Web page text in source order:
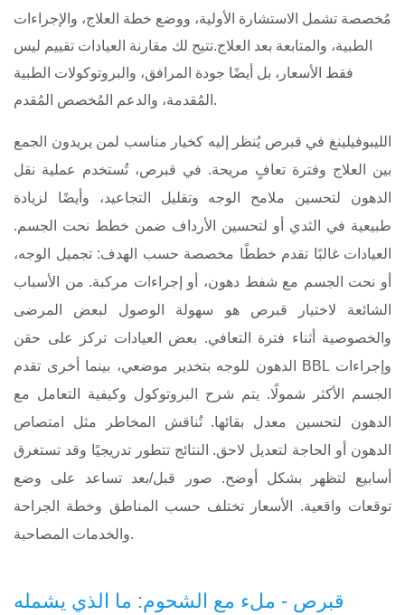
مُخصصة تشمل الاستشارة الأولية، ووضع خطة العلاج، والإجراءات
الطبية، والمتابعة بعد العلاج.تتيح لك مقارنة العيادات تقييم ليس
فقط الأسعار، بل أيضًا جودة المرافق، والبروتوكولات الطبية
المُقدمة، والدعم المُخصص المُقدم.
الليبوفيلينغ في قبرص يُنظر إليه كخيار مناسب لمن يريدون الجمع
بين العلاج وفترة تعافٍ مريحة. في قبرص، تُستخدم عملية نقل
الدهون لتحسين ملامح الوجه وتقليل التجاعيد، وأيضًا لزيادة
طبيعية في الثدي أو لتحسين الأرداف ضمن خطط نحت الجسم.
العيادات غالبًا تقدم خططًا مخصصة حسب الهدف: تجميل الوجه،
أو نحت الجسم مع شفط دهون، أو إجراءات مركبة. من الأسباب
الشائعة لاختيار قبرص هو سهولة الوصول لبعض المرضى
والخصوصية أثناء فترة التعافي. بعض العيادات تركز على حقن
الدهون للوجه بتخدير موضعي، بينما أخرى تقدم BBL وإجراءات
الجسم الأكثر شمولًا. يتم شرح البروتوكول وكيفية التعامل مع
الدهون لتحسين معدل بقائها. تُناقش المخاطر مثل امتصاص
الدهون أو الحاجة لتعديل لاحق. النتائج تتطور تدريجيًا وقد تستغرق
أسابيع لتظهر بشكل أوضح. صور قبل/بعد تساعد على وضع
توقعات واقعية. الأسعار تختلف حسب المناطق وخطة الجراحة
والخدمات المصاحبة.
قبرص - ملء مع الشحوم: ما الذي يشمله